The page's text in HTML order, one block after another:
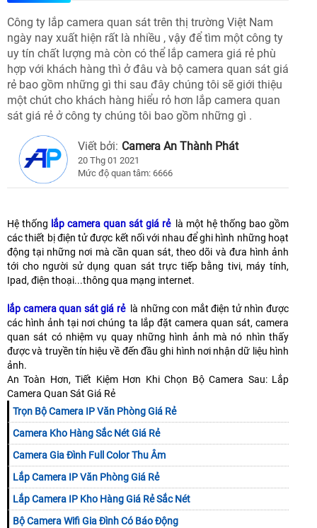
Công ty lắp camera quan sát trên thị trường Việt Nam
ngày nay xuất hiện rất là nhiều , vậy để tìm một công ty
uy tín chất lượng mà còn có thể lắp camera giá rẻ phù
hợp với khách hàng thì ở đâu và bộ camera quan sát giá
rẻ bao gồm những gì thi sau đây chúng tôi sẽ giới thiệu
một chút cho khách hàng hiểu rỏ hơn lắp camera quan
sát giá rẻ ở công ty chúng tôi bao gồm những gì .
Viết bởi: Camera An Thành Phát
20 Thg 01 2021
Mức độ quan tâm: 6666
Hệ thống lắp camera quan sát giá rẻ là một hệ thống bao gồm
các thiết bị điện tử được kết nối với nhau để ghi hình những hoạt
động tại những nơi mà cần quan sát, theo dõi và đưa hình ảnh
tới cho người sử dụng quan sát trực tiếp bằng tivi, máy tính,
Ipad, điện thoại...thông qua mạng internet.
lắp camera quan sát giá rẻ
là những con mắt điện tử nhìn được
các hình ảnh tại nơi chúng ta lắp đặt camera quan sát, camera
quan sát có nhiệm vụ quay những hình ảnh mà nó nhìn thấy
được và truyền tín hiệu về đến đầu ghi hình nơi nhận dữ liệu hình
ảnh.
An Toàn Hơn, Tiết Kiệm Hơn Khi Chọn Bộ Camera Sau: Lắp
Camera Quan Sát Giá Rẻ
Trọn Bộ Camera IP Văn Phòng Giá Rẻ
Camera Kho Hàng Sắc Nét Giá Rẻ
Camera Gia Đình Full Color Thu Âm
Lắp Camera IP Văn Phòng Giá Rẻ
Lắp Camera IP Kho Hàng Giá Rẻ Sắc Nét
Bộ Camera Wifi Gia Đình Có Báo Động